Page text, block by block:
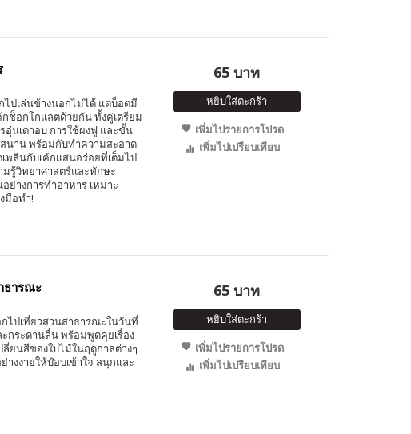
ไปเล่นข้างนอกไม่ได้ แต่บ็อตมี
กช็อกโกแลตด้วยกัน ทั้งคู่เตรียม
อุ่นเตาอบ การใช้ผงฟู และขั้น
นาน พร้อมกับทำความสะอาด
พลินกับเค้กแสนอร่อยที่เต็มไป
มรู้วิทยาศาสตร์และทักษะ
ย่างการทำอาหาร เหมาะ
มือทำ!
65 บาท
หยิบใส่ตะกร้า
เพิ่มไปรายการโปรด
เพิ่มไปเปรียบเทียบ
ธารณะ
ไปเที่ยวสวนสาธารณะในวันที่
กระดานลื่น พร้อมพูดคุยเรื่อง
ลี่ยนสีของใบไม้ในฤดูกาลต่างๆ
งง่ายให้บ๊อบเข้าใจ สนุกและ
65 บาท
หยิบใส่ตะกร้า
เพิ่มไปรายการโปรด
เพิ่มไปเปรียบเทียบ